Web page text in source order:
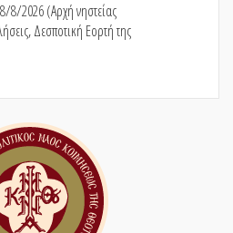
2026 (Αρχή νηστείας
Δεσποτική Εορτή της